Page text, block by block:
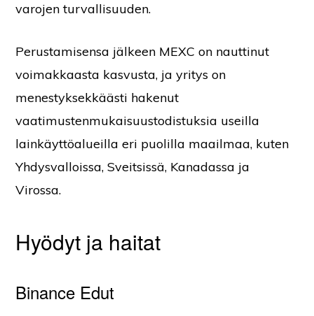
varojen turvallisuuden.
Perustamisensa jälkeen MEXC on nauttinut
voimakkaasta kasvusta, ja yritys on
menestyksekkäästi hakenut
vaatimustenmukaisuustodistuksia useilla
lainkäyttöalueilla eri puolilla maailmaa, kuten
Yhdysvalloissa, Sveitsissä, Kanadassa ja
Virossa.
Hyödyt ja haitat
Binance Edut